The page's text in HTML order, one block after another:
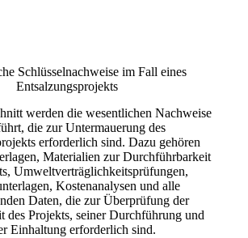
Schlüsselnachweise im Fall eines
Entsalzungsprojekts
werden die wesentlichen Nachweise
die zur Untermauerung des
erforderlich sind. Dazu gehören
Materialien zur Durchführbarkeit
Umweltverträglichkeitsprüfungen,
Kostenanalysen und alle
Daten, die zur Überprüfung der
des Projekts, seiner Durchführung und
Einhaltung erforderlich sind.